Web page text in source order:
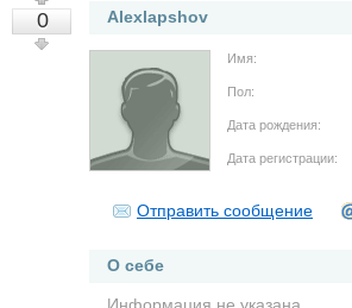
0 Alexlapshov
Имя:
Пол:
Дата рождения:
Дата регистрации:
Отправить сообщение
О себе